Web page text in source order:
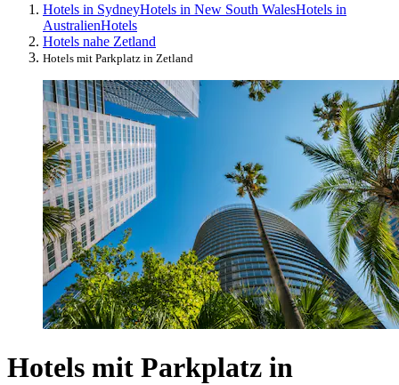
Hotels in SydneyHotels in New South WalesHotels in
AustralienHotels
Hotels nahe Zetland
Hotels mit Parkplatz in Zetland
Hotels mit Parkplatz in